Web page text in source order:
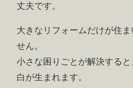
丈夫です。
大きなリフォームだけが住
せん。
小さな困りごとが解決する
白が生まれます。